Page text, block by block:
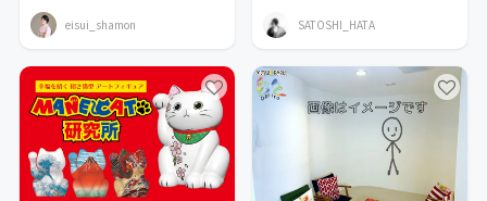
eisui_shamon SATOSHI_HATA